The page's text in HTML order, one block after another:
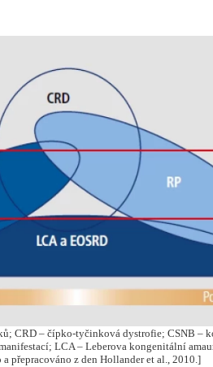
CRD – čípko-tyčinková dystrofie; CSNB –
LCA – Leberova kongenitální
přepracováno z den Hollander et al., 2010.]